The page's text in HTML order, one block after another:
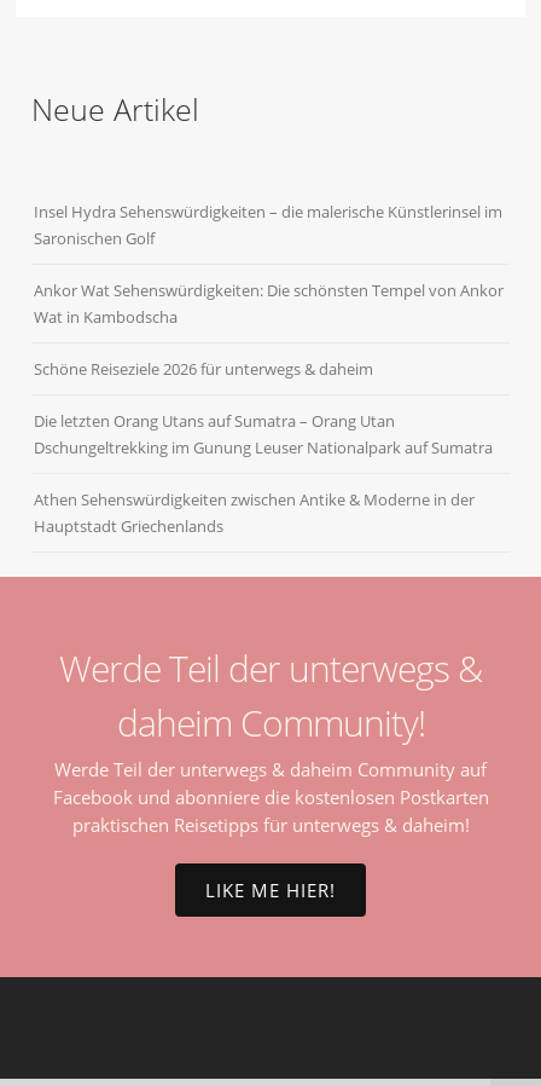
Neue Artikel
Insel Hydra Sehenswürdigkeiten – die malerische Künstlerinsel im
Saronischen Golf
Ankor Wat Sehenswürdigkeiten: Die schönsten Tempel von Ankor
Wat in Kambodscha
Schöne Reiseziele 2026 für unterwegs & daheim
Die letzten Orang Utans auf Sumatra – Orang Utan
Dschungeltrekking im Gunung Leuser Nationalpark auf Sumatra
Athen Sehenswürdigkeiten zwischen Antike & Moderne in der
Hauptstadt Griechenlands
Werde Teil der unterwegs &
daheim Community!
Werde Teil der unterwegs & daheim Community auf
Facebook und abonniere die kostenlosen Postkarten
praktischen Reisetipps für unterwegs & daheim!
LIKE ME HIER!